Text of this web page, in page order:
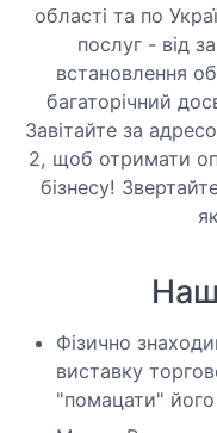
області та по
послуг - від
встановлення
багаторічний
Завітайте за
2, щоб отримати
бізнесу!
Фізично
виставку
"помацати"